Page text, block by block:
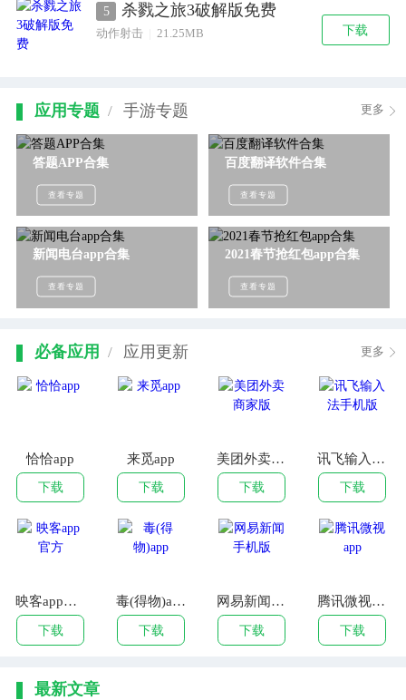
5 杀戮之旅3破解版免费
动作射击 21.25MB 下载
应用专题 手游专题
/ 更多
答题APP合集
查看专题
百度翻译软件合集
查看专题
新闻电台app合集
查看专题
2021春节抢红包app合集
查看专题
必备应用 应用更新
/ 更多
恰恰app
下载
来觅app
下载
美团外卖商家版
下载
讯飞输入法手机版
下载
映客app官方
下载
毒(得物)app
下载
网易新闻手机版
下载
腾讯微视app
下载
最新文章